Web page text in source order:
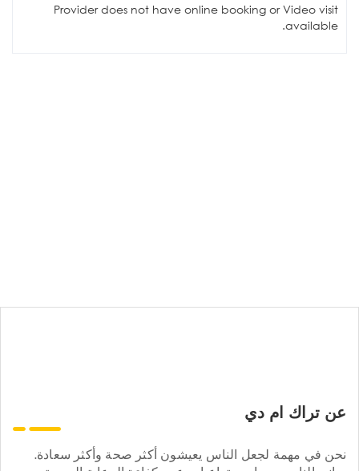
Provider does not have online booking or Video visit
available.
عن تراك ام دي
نحن في مهمة لجعل الناس يعيشون أكثر صحة وأكثر سعادة.